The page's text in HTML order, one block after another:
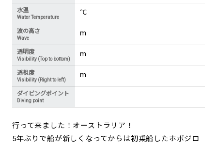
水温
Water Temperature
℃
波の高さ
Wave
m
透明度
Visibility (Top to bottom)
m
透視度
Visibility (Right to left)
m
ダイビングポイント
Diving point
行って来ました！オーストラリア！
5年ぶりで船が新しくなってからは初乗船したホボジロ